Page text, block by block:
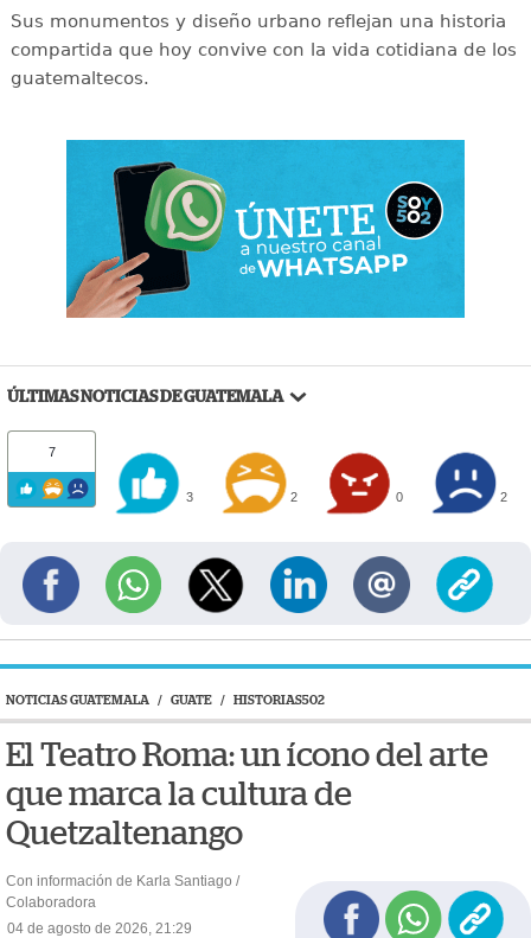
Sus monumentos y diseño urbano reflejan una historia
compartida que hoy convive con la vida cotidiana de los
guatemaltecos.
ÚLTIMAS NOTICIAS DE GUATEMALA
7
3 2 0 2
NOTICIAS GUATEMALA / GUATE / HISTORIAS502
El Teatro Roma: un ícono del arte
que marca la cultura de
Quetzaltenango
Con información de Karla Santiago /
Colaboradora
04 de agosto de 2026, 21:29